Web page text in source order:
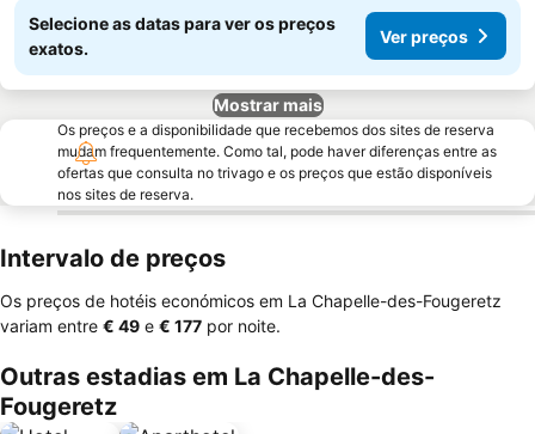
Selecione as datas para ver os preços
exatos.
Ver preços
Mostrar mais
Os preços e a disponibilidade que recebemos dos sites de reserva
mudam frequentemente. Como tal, pode haver diferenças entre as
ofertas que consulta no trivago e os preços que estão disponíveis
nos sites de reserva.
Intervalo de preços
Os preços de hotéis económicos em La Chapelle-des-Fougeretz
variam entre ‎€ 49 e ‎€ 177 por noite.
Outras estadias em La Chapelle-des-
Fougeretz